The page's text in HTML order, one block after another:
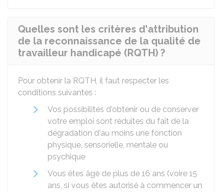
Quelles sont les critères d'attribution
de la reconnaissance de la qualité de
travailleur handicapé (RQTH) ?
Pour obtenir la RQTH, il faut respecter les
conditions suivantes :
Vos possibilités d'obtenir ou de conserver
votre emploi sont réduites du fait de la
dégradation d'au moins une fonction
physique, sensorielle, mentale ou
psychique
Vous êtes âgé de plus de 16 ans (voire 15
ans, si vous êtes autorisé à commencer un